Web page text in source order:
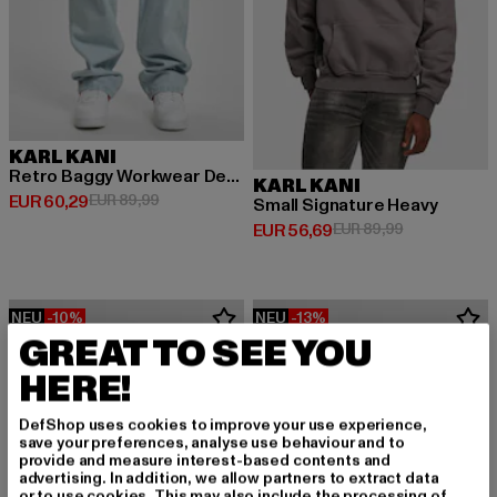
KARL KANI
Retro Baggy Workwear Denim Loose Fit
EUR 60,29
Derzeitiger Preis: EUR 60,29
EUR 89,99Aktionspreis: EUR 89,99
KARL KANI
Small Signature Heavy
EUR 56,69
Derzeitiger Preis: EUR 56,69
EUR 89,99Aktionspreis:
NEU -10% NEU -13%
GREAT TO SEE YOU
HERE!
DefShop uses cookies to improve your use experience,
save your preferences, analyse use behaviour and to
provide and measure interest-based contents and
advertising. In addition, we allow partners to extract data